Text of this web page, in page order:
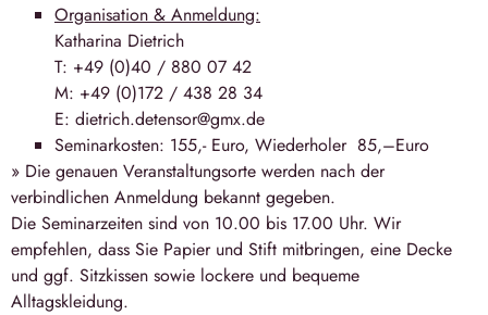
Organisation & Anmeldung:
Katha­rina Diet­rich
T: +49 (0)40 / 880 07 42
M: +49 (0)172 / 438 28 34
E: dietrich.detensor@gmx.de
Seminarkosten: 155,- Euro, Wiederholer 85,–Euro
» Die genauen Veranstaltungsorte werden nach der
verbindlichen Anmeldung bekannt gegeben.
Die Seminarzeiten sind von 10.00 bis 17.00 Uhr. Wir
empfehlen, dass Sie Papier und Stift mitbringen, eine Decke
und ggf. Sitzkissen sowie lockere und bequeme
Alltagskleidung.